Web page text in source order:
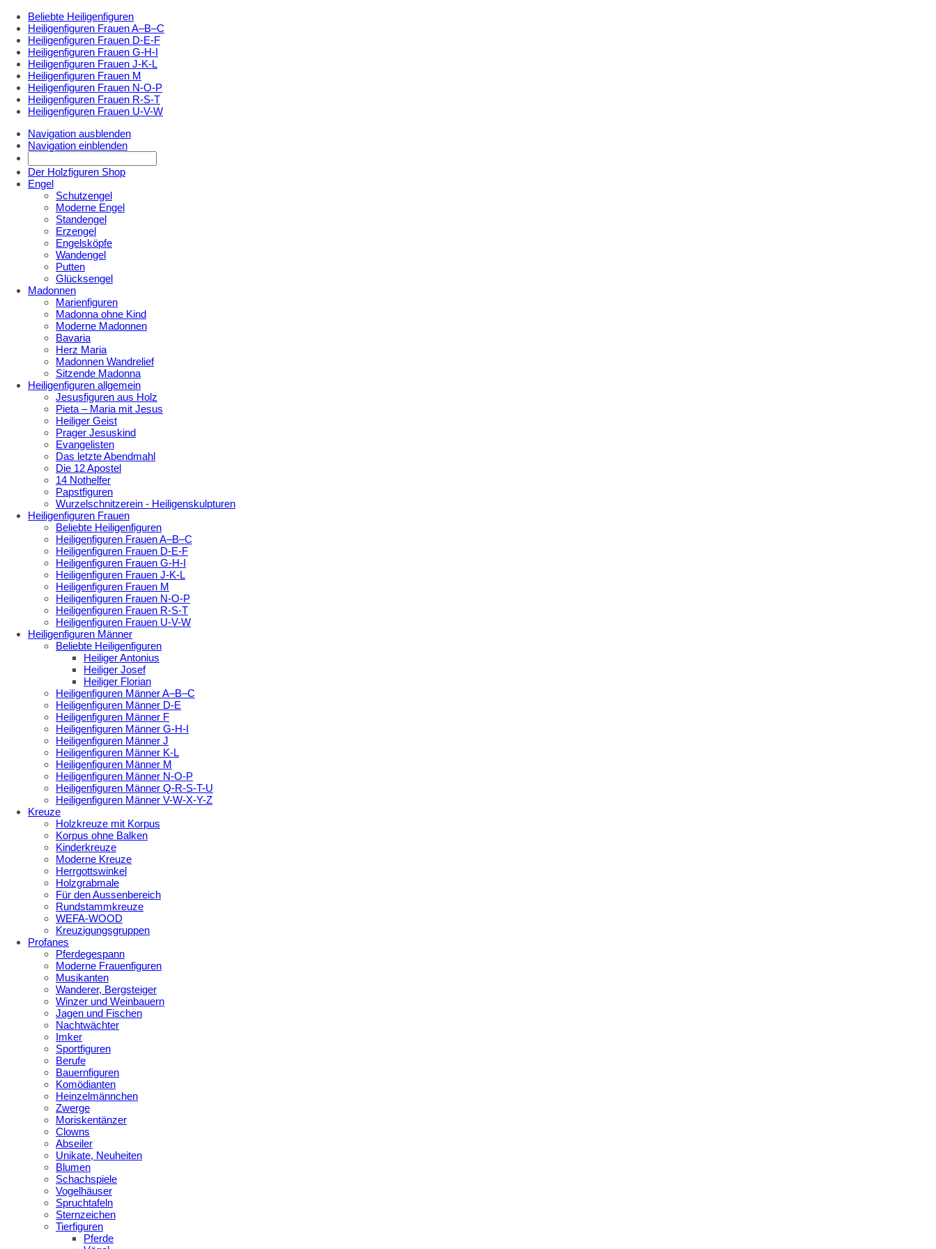
Beliebte Heiligenfiguren
Heiligenfiguren Frauen A–B–C
Heiligenfiguren Frauen D-E-F
Heiligenfiguren Frauen G-H-I
Heiligenfiguren Frauen J-K-L
Heiligenfiguren Frauen M
Heiligenfiguren Frauen N-O-P
Heiligenfiguren Frauen R-S-T
Heiligenfiguren Frauen U-V-W
Navigation ausblenden
Navigation einblenden
Der Holzfiguren Shop
Engel
Schutzengel
Moderne Engel
Standengel
Erzengel
Engelsköpfe
Wandengel
Putten
Glücksengel
Madonnen
Marienfiguren
Madonna ohne Kind
Moderne Madonnen
Bavaria
Herz Maria
Madonnen Wandrelief
Sitzende Madonna
Heiligenfiguren allgemein
Jesusfiguren aus Holz
Pieta – Maria mit Jesus
Heiliger Geist
Prager Jesuskind
Evangelisten
Das letzte Abendmahl
Die 12 Apostel
14 Nothelfer
Papstfiguren
Wurzelschnitzerein - Heiligenskulpturen
Heiligenfiguren Frauen
Beliebte Heiligenfiguren
Heiligenfiguren Frauen A–B–C
Heiligenfiguren Frauen D-E-F
Heiligenfiguren Frauen G-H-I
Heiligenfiguren Frauen J-K-L
Heiligenfiguren Frauen M
Heiligenfiguren Frauen N-O-P
Heiligenfiguren Frauen R-S-T
Heiligenfiguren Frauen U-V-W
Heiligenfiguren Männer
Beliebte Heiligenfiguren
Heiliger Antonius
Heiliger Josef
Heiliger Florian
Heiligenfiguren Männer A–B–C
Heiligenfiguren Männer D-E
Heiligenfiguren Männer F
Heiligenfiguren Männer G-H-I
Heiligenfiguren Männer J
Heiligenfiguren Männer K-L
Heiligenfiguren Männer M
Heiligenfiguren Männer N-O-P
Heiligenfiguren Männer Q-R-S-T-U
Heiligenfiguren Männer V-W-X-Y-Z
Kreuze
Holzkreuze mit Korpus
Korpus ohne Balken
Kinderkreuze
Moderne Kreuze
Herrgottswinkel
Holzgrabmale
Für den Aussenbereich
Rundstammkreuze
WEFA-WOOD
Kreuzigungsgruppen
Profanes
Pferdegespann
Moderne Frauenfiguren
Musikanten
Wanderer, Bergsteiger
Winzer und Weinbauern
Jagen und Fischen
Nachtwächter
Imker
Sportfiguren
Berufe
Bauernfiguren
Komödianten
Heinzelmännchen
Zwerge
Moriskentänzer
Clowns
Abseiler
Unikate, Neuheiten
Blumen
Schachspiele
Vogelhäuser
Spruchtafeln
Sternzeichen
Tierfiguren
Pferde